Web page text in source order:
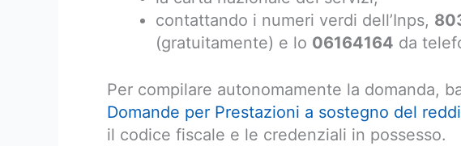
contattando i numeri verdi dell’Inps,
(gratuitamente) e lo 06164164 da
Per compilare autonomamente la domanda,
Domande per Prestazioni a sostegno del
il codice fiscale e le credenziali in possesso.